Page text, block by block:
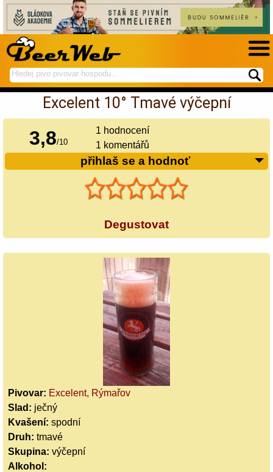
hledej
na
BeerWeb
spustí
hledání
Excelent 10° Tmavé výčepní
3,8/10
1 hodnocení
1 komentářů
přihlaš se a hodnoť
Degustovat
Pivovar: Excelent, Rýmařov
Slad: ječný
Kvašení: spodní
Druh: tmavé
Skupina: výčepní
Alkohol: